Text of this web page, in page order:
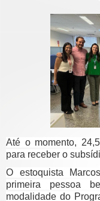
Até o momento,
para receber o
O estoquista
primeira pessoa
modalidade do